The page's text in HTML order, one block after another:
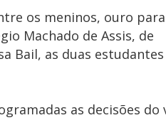
os meninos, ouro para
Machado de Assis, de
Bail, as duas
as decisões do